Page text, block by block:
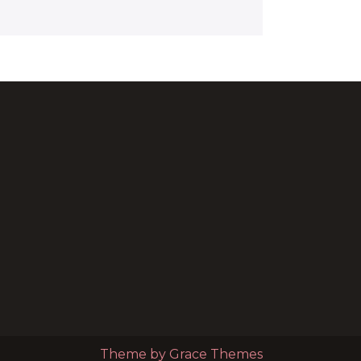
Theme by Grace Themes